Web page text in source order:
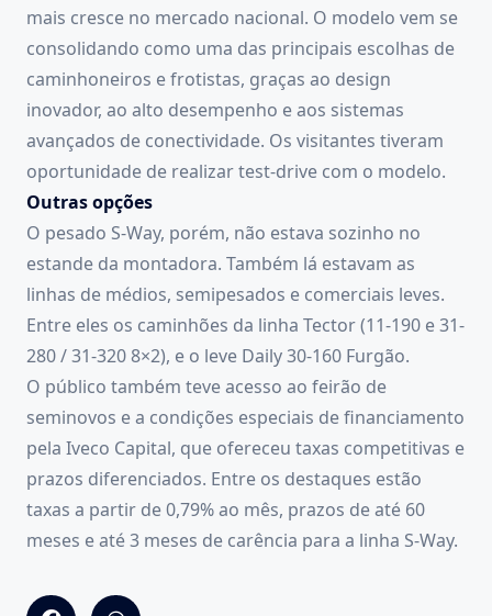
mais cresce no mercado nacional. O modelo vem se
consolidando como uma das principais escolhas de
caminhoneiros e frotistas, graças ao design
inovador, ao alto desempenho e aos sistemas
avançados de conectividade. Os visitantes tiveram
oportunidade de realizar test-drive com o modelo.
Outras opções
O pesado S-Way, porém, não estava sozinho no
estande da montadora. Também lá estavam as
linhas de médios, semipesados e comerciais leves.
Entre eles os caminhões da linha Tector (11-190 e 31-
280 / 31-320 8×2), e o leve Daily 30-160 Furgão.
O público também teve acesso ao feirão de
seminovos e a condições especiais de financiamento
pela Iveco Capital, que ofereceu taxas competitivas e
prazos diferenciados. Entre os destaques estão
taxas a partir de 0,79% ao mês, prazos de até 60
meses e até 3 meses de carência para a linha S-Way.